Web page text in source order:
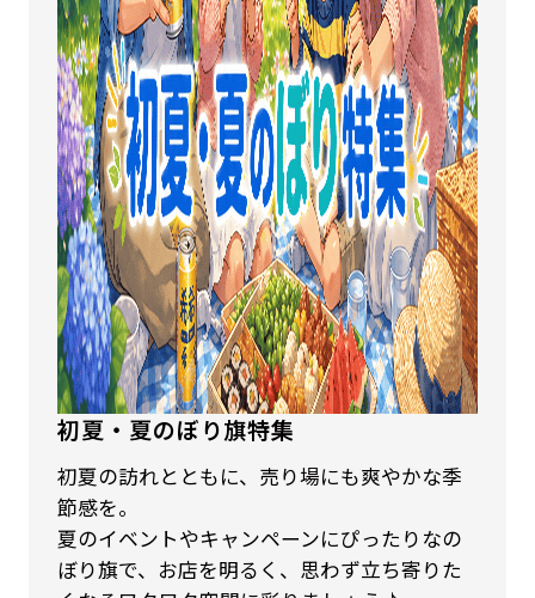
初夏・夏のぼり旗特集
初夏の訪れとともに、売り場にも爽やかな季
節感を。
夏のイベントやキャンペーンにぴったりなの
ぼり旗で、お店を明るく、思わず立ち寄りた